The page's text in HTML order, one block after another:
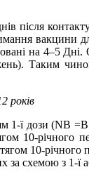
після
вакцини
на 4–5
Таким
років
1-ї дози (NВ
10-
10-річного
за схемою з 1-ї